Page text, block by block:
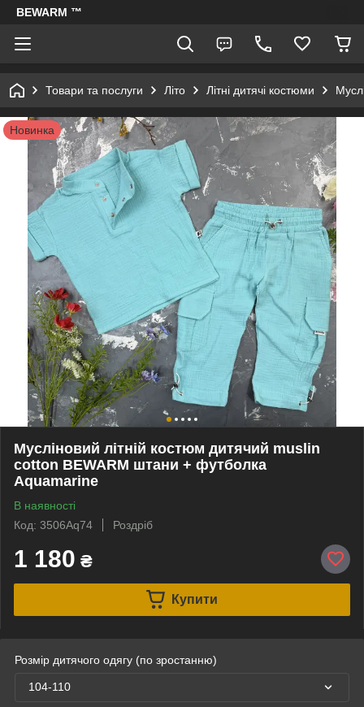
BEWARM ™
Товари та послуги Літо Літні дитячі костюми
Новинка
Мусліновий літній костюм дитячий muslin
cotton BEWARM штани + футболка
Aquamarine
В наявності
Код: 3506Aq74
Роздріб
1 180 ₴
Купити
Розмір дитячого одягу (по зростанню)
104-110